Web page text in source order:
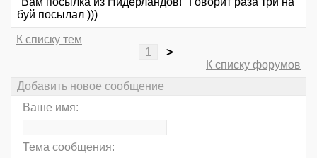
буй посылал )))
К списку тем
1
>
К списку форумов
Добавить новое сообщение
Ваше имя:
Тема сообщения: